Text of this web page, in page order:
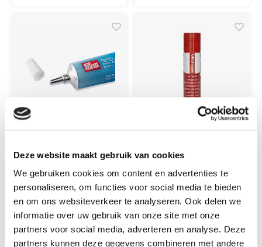
Deze website maakt gebruik van cookies
We gebruiken cookies om content en advertenties te
personaliseren, om functies voor social media te bieden
en om ons websiteverkeer te analyseren. Ook delen we
informatie over uw gebruik van onze site met onze
partners voor social media, adverteren en analyse. Deze
partners kunnen deze gegevens combineren met andere
Prym Textiellijm
Tube 30 gram
Tube met 30 gram
textiellijm
Gutermann
Textiellijmstift
Tijdelijk 10 gram
Tijdelijke textiellijm stift